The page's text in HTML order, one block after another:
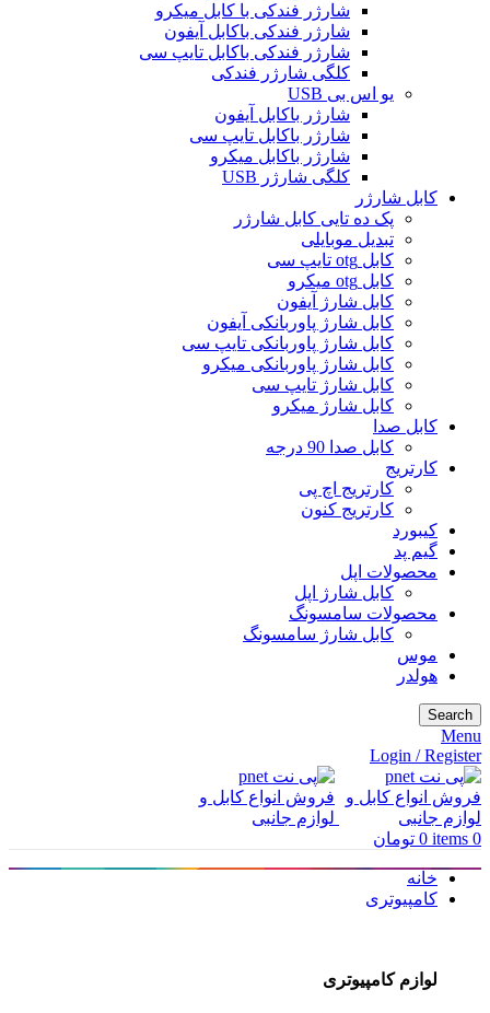
شارژر فندکی با کابل میکرو
شارژر فندکی باکابل آیفون
شارژر فندکی باکابل تایپ سی
کلگی شارژر فندکی
یو اس بی USB
شارژر باکابل آیفون
شارژر باکابل تایپ سی
شارژر باکابل میکرو
کلگی شارژر USB
کابل شارژر
پک ده تایی کابل شارژر
تبدیل موبایلی
کابل otg تایپ سی
کابل otg میکرو
کابل شارژ آیفون
کابل شارژ پاوربانکی آیفون
کابل شارژ پاوربانکی تایپ سی
کابل شارژ پاوربانکی میکرو
کابل شارژ تایپ سی
کابل شارژ میکرو
کابل صدا
کابل صدا 90 درجه
کارتریج
کارتریج اچ پی
کارتریج کنون
کیبورد
گیم پد
محصولات اپل
کابل شارژ اپل
محصولات سامسونگ
کابل شارژ سامسونگ
موس
هولدر
Search
Menu
Login / Register
0
items
0 تومان
خانه
کامپیوتری
لوازم کامپیوتری